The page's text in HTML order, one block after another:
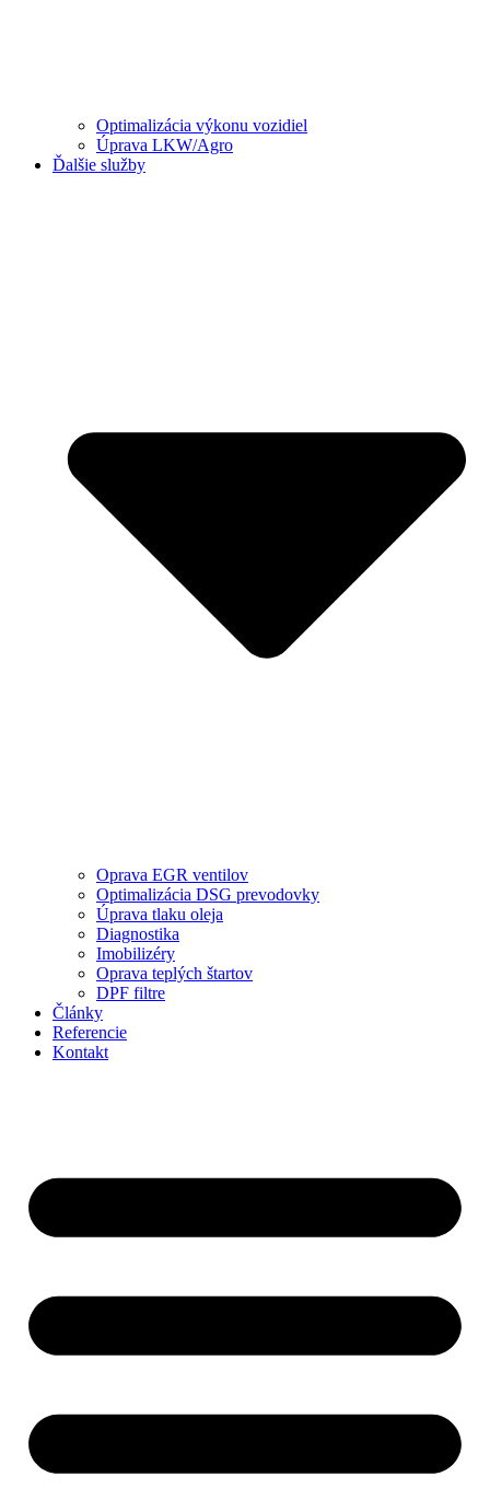
Optimalizácia výkonu vozidiel
Úprava LKW/Agro
Ďalšie služby
Oprava EGR ventilov
Optimalizácia DSG prevodovky
Úprava tlaku oleja
Diagnostika
Imobilizéry
Oprava teplých štartov
DPF filtre
Články
Referencie
Kontakt